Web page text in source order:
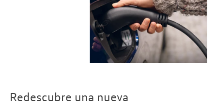
Redescubre una nueva